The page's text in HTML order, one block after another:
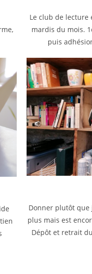
Le club de lecture
mardis du mois.
puis
Donner plutôt que
plus mais est
Dépôt et retrait